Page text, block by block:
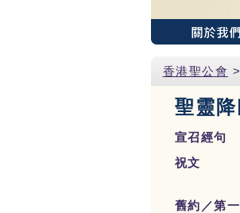
香港聖公會 >
聖靈
宣召經句
祝文
舊約／第